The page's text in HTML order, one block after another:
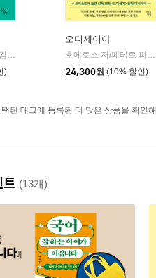
프리드리히 니체 저/김철 편역
)
오디세이아
호메로스 저/페테르 파울 루벤스 그림/박문재 역
24,300원 (10% 할인)
된 태그에 등록된 더 많은 상품을 확인
트 (13개)